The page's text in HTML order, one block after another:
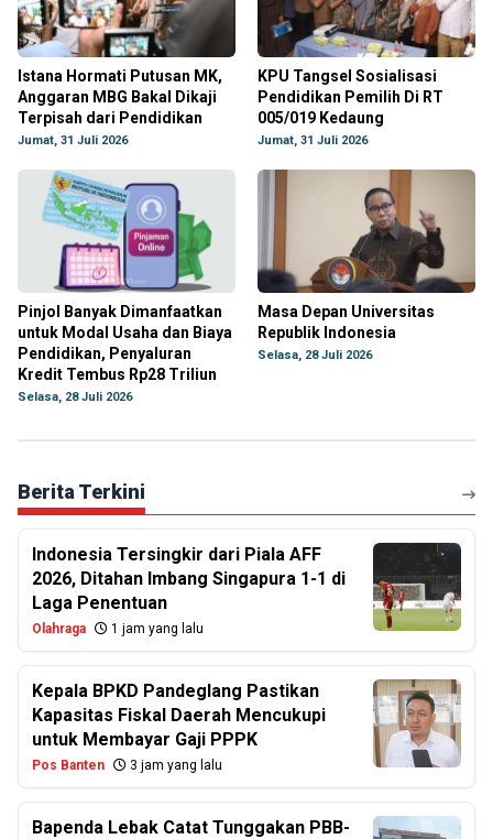
Istana Hormati Putusan MK,
Anggaran MBG Bakal Dikaji
Terpisah dari Pendidikan
Jumat, 31 Juli 2026
KPU Tangsel Sosialisasi
Pendidikan Pemilih Di RT
005/019 Kedaung
Jumat, 31 Juli 2026
Pinjol Banyak Dimanfaatkan
untuk Modal Usaha dan Biaya
Pendidikan, Penyaluran
Kredit Tembus Rp28 Triliun
Selasa, 28 Juli 2026
Masa Depan Universitas
Republik Indonesia
Selasa, 28 Juli 2026
Berita Terkini
Indonesia Tersingkir dari Piala AFF
2026, Ditahan Imbang Singapura 1-1 di
Laga Penentuan
Olahraga 1 jam yang lalu
Kepala BPKD Pandeglang Pastikan
Kapasitas Fiskal Daerah Mencukupi
untuk Membayar Gaji PPPK
Pos Banten 3 jam yang lalu
Bapenda Lebak Catat Tunggakan PBB-